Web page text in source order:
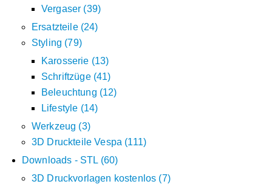
Vergaser 39
Ersatzteile
24
Styling
79
Karosserie 13
Schriftzüge 41
Beleuchtung
12
Lifestyle 14
Werkzeug
3
3D Druckteile Vespa
111
Downloads - STL 60
3D Druckvorlagen kostenlos 7